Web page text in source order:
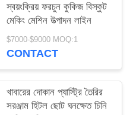
স্বয়ংক্রিয় ফরচুন কুকিজ বিস্কুট
মেকিং মেশিন উত্পাদন লাইন
$7000-$9000 MOQ:1
CONTACT
খাবারের দোকান প্যাস্ট্রি তৈরির
সরঞ্জাম হিটল ছোট ঘনক্ষেত চিনি